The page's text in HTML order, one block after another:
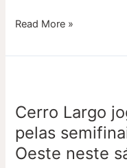
Read More »
Cerro Largo
pelas
Oeste neste
joga
a
primeira
partida